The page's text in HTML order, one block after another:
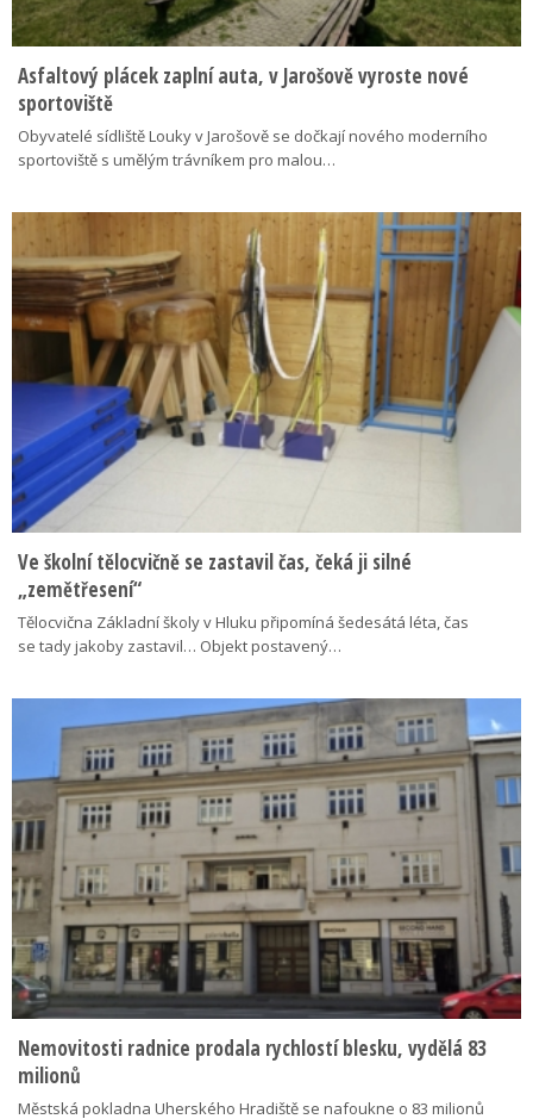
Asfaltový plácek zaplní auta, v Jarošově vyroste nové
sportoviště
Obyvatelé sídliště Louky v Jarošově se dočkají nového moderního
sportoviště s umělým trávníkem pro malou…
Ve školní tělocvičně se zastavil čas, čeká ji silné
„zemětřesení“
Tělocvična Základní školy v Hluku připomíná šedesátá léta, čas
se tady jakoby zastavil… Objekt postavený…
Nemovitosti radnice prodala rychlostí blesku, vydělá 83
milionů
Městská pokladna Uherského Hradiště se nafoukne o 83 milionů